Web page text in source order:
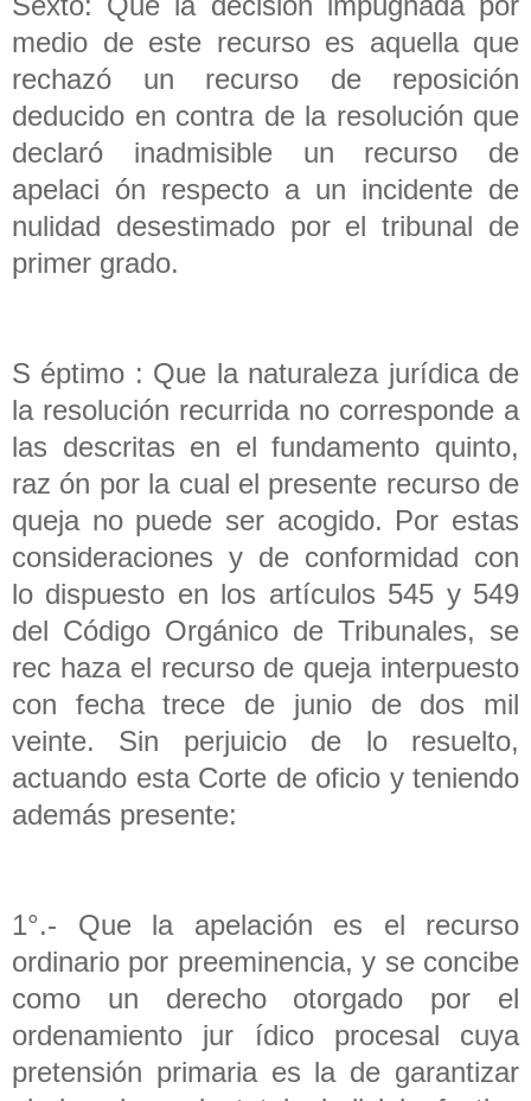
medio de este recurso es aquella que
rechazó un recurso de reposición
deducido en contra de la resolución que
declaró inadmisible un recurso de
apelaci ón respecto a un incidente de
nulidad desestimado por el tribunal de
primer grado.
S éptimo : Que la naturaleza jurídica de
la resolución recurrida no corresponde a
las descritas en el fundamento quinto,
raz ón por la cual el presente recurso de
queja no puede ser acogido. Por estas
consideraciones y de conformidad con
lo dispuesto en los artículos 545 y 549
del Código Orgánico de Tribunales, se
rec haza el recurso de queja interpuesto
con fecha trece de junio de dos mil
veinte. Sin perjuicio de lo resuelto,
actuando esta Corte de oficio y teniendo
además presente:
1°.- Que la apelación es el recurso
ordinario por preeminencia, y se concibe
como un derecho otorgado por el
ordenamiento jur ídico procesal cuya
pretensión primaria es la de garantizar